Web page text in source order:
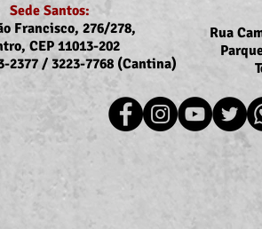
Recomposição do
saúde: Implementação
novos valores entra na
Sede Santos:
Francisco, 276/278,
CEP 11013-202
2377 / 3223-7768 (Cantina)
Rua